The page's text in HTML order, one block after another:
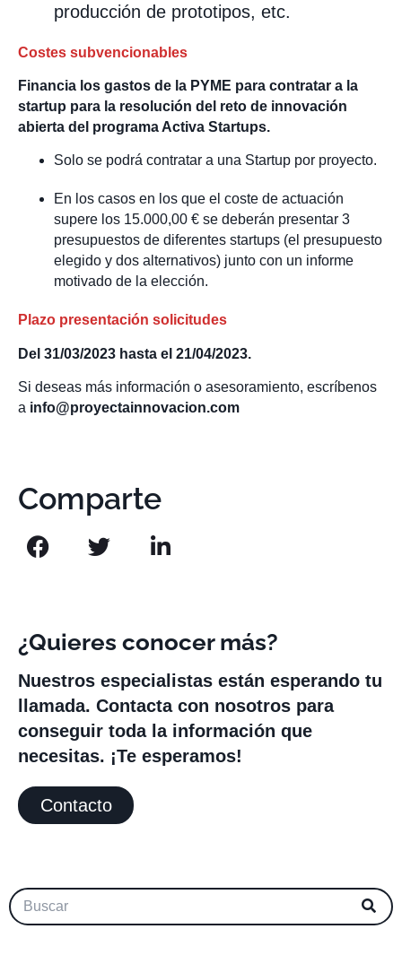
producción de prototipos, etc.
Costes subvencionables
Financia los gastos de la PYME para contratar a la
startup para la resolución del reto de innovación
abierta del programa Activa Startups.
Solo se podrá contratar a una Startup por proyecto.
En los casos en los que el coste de actuación
supere los 15.000,00 € se deberán presentar 3
presupuestos de diferentes startups (el presupuesto
elegido y dos alternativos) junto con un informe
motivado de la elección.
Plazo presentación solicitudes
Del 31/03/2023 hasta el 21/04/2023.
Si deseas más información o asesoramiento, escríbenos
a info@proyectainnovacion.com
Comparte
¿Quieres conocer más?
Nuestros especialistas están esperando tu
llamada. Contacta con nosotros para
conseguir toda la información que
necesitas. ¡Te esperamos!
Contacto